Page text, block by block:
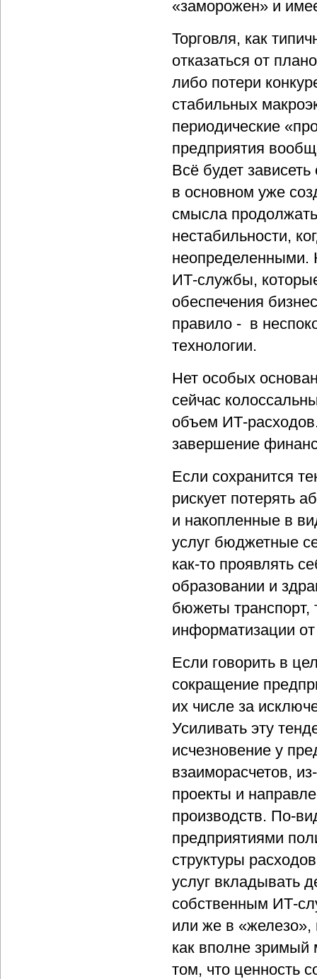
«заморожен» и
Торговля, как
отказаться от
либо потери
стабильных
периодические
предприятия
Всё будет
в основном уже
смысла
нестабильности,
неопределенными.
ИТ-службы,
обеспечения
правило - в
технологии.
Нет особых
сейчас
объем ИТ-
завершение
Если сохранится
рискует потерять
и накопленные в
услуг бюджетные
как-то проявлять
образовании и
бюжеты транспорт,
информатизации
Если говорить в
сокращение
их числе за
Усиливать эту
исчезновение у
взаиморасчетов,
проекты и
производств. По-
предприятиями
структуры
услуг вкладывать
собственным ИТ-
или же в «железо»,
как вполне зримый
том, что ценность